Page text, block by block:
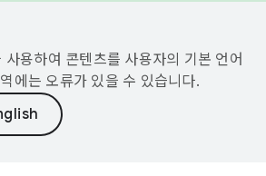
용하여 콘텐츠를 사용자의 기본 언어
에는 오류가 있을 수 있습니다.